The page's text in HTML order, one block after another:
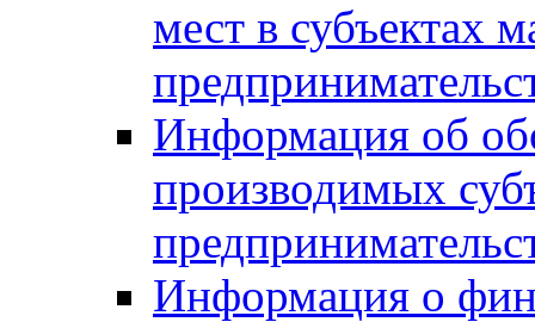
мест в субъектах
Информация об
производимых
Информация о